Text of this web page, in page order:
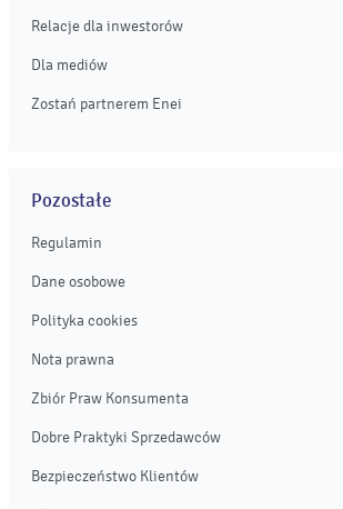
Relacje dla inwestorów
Dla mediów
Zostań partnerem Enei
Pozostałe
Regulamin
Dane osobowe
Polityka cookies
Nota prawna
Zbiór Praw Konsumenta
Dobre Praktyki Sprzedawców
Bezpieczeństwo Klientów